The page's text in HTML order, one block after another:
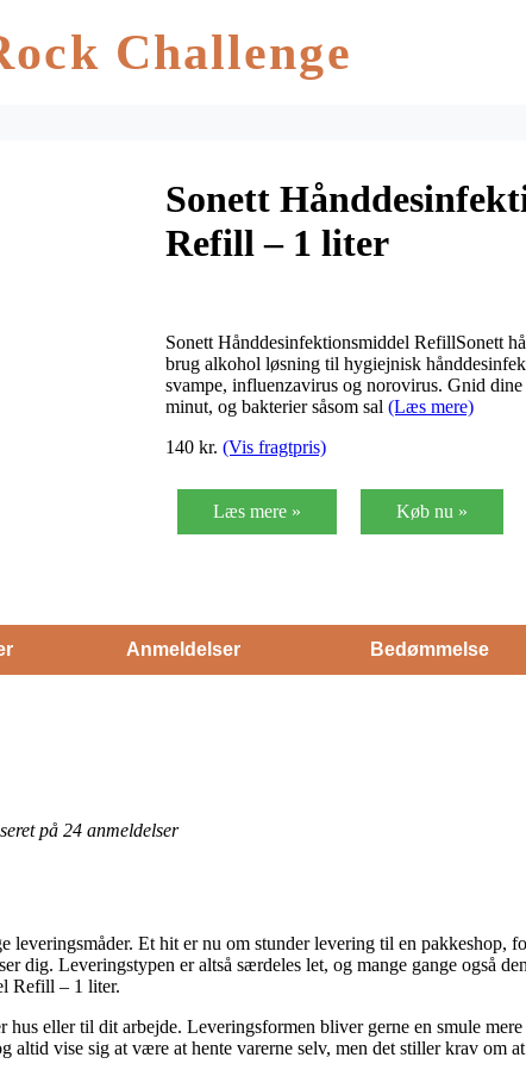
Challenge
Sonett
Refill – 1 liter
Sonett Hånddesinfektionsmiddel RefillSonett
brug alkohol løsning til hygiejnisk
svampe, influenzavirus og norovirus. Gnid
minut, og bakterier såsom sal (Læs mere)
140 kr. (Vis fragtpris)
Læs mere » Køb nu »
Anmeldelser Bedømmelse
på 24 anmeldelser
Et hit er nu om stunder levering til en pakkeshop,
dig. Leveringstypen er altså særdeles let, og mange gange også
Refill – 1 liter.
eller til dit arbejde. Leveringsformen bliver gerne en smule
altid vise sig at være at hente varerne selv, men det stiller krav om